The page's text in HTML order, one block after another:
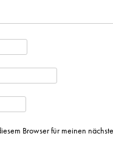
Browser für meinen